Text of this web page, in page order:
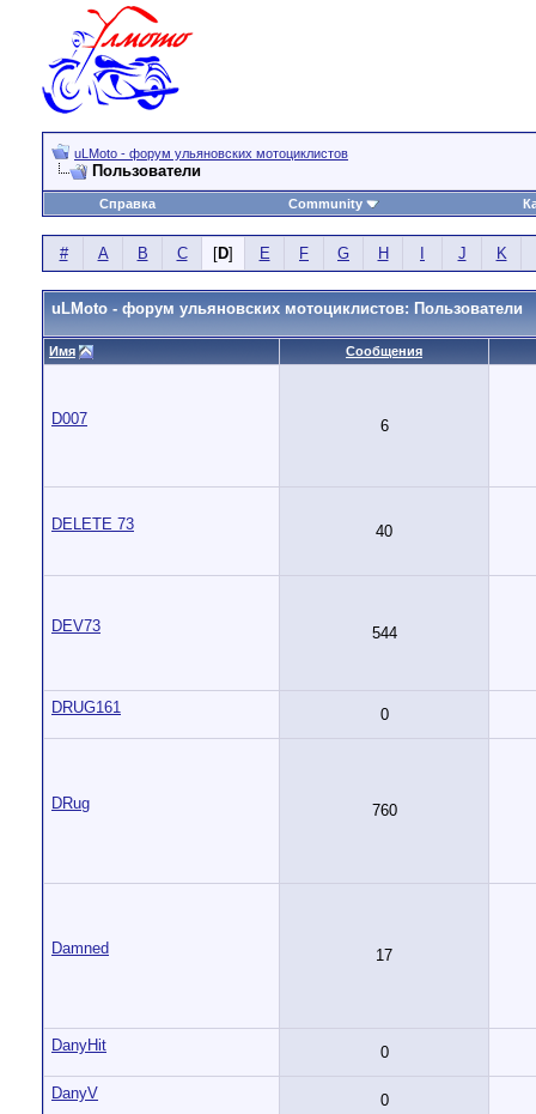
uLMoto - форум ульяновских мотоциклистов
Пользователи
Справка Community
# A B C [D] E F G H J K
uLMoto - форум ульяновских мотоциклистов: Пользователи
Имя Сообщения
D007 6
DELETE 73 40
DEV73 544
DRUG161 0
DRug 760
Damned 17
DanyHit 0
DanyV 0